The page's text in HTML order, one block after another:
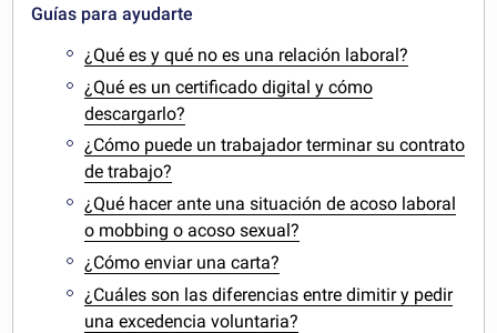
Guías para ayudarte
¿Qué es y qué no es una relación laboral?
¿Qué es un certificado digital y cómo
descargarlo?
¿Cómo puede un trabajador terminar su contrato
de trabajo?
¿Qué hacer ante una situación de acoso laboral
o mobbing o acoso sexual?
¿Cómo enviar una carta?
¿Cuáles son las diferencias entre dimitir y pedir
una excedencia voluntaria?